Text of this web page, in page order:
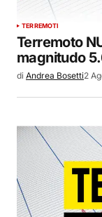
TERREMOTI
Terremoto
magnitudo
di Andrea Bosetti2